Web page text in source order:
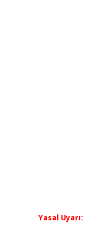
Yasal Uyarı: